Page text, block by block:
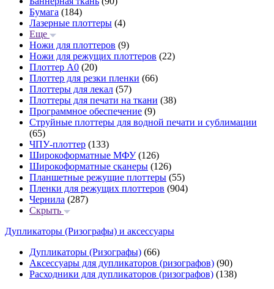
Бумага (184)
Лазерные плоттеры (4)
Еще
Ножи для плоттеров (9)
Ножи для режущих плоттеров (22)
Плоттер А0 (20)
Плоттер для резки пленки (66)
Плоттеры для лекал (57)
Плоттеры для печати на ткани (38)
Программное обеспечение (9)
Струйные плоттеры для водной печати и сублимации
(65)
ЧПУ-плоттер (133)
Широкоформатные МФУ(126)
Широкоформатные сканеры (126)
Планшетные режущие плоттеры (55)
Пленки для режущих плоттеров (904)
Чернила (287)
Скрыть
Дупликаторы (Ризографы) и аксессуары
Дупликаторы (Ризографы) (66)
Аксессуары для дупликаторов (ризографов) (90)
Расходники для дупликаторов (ризографов) (138)